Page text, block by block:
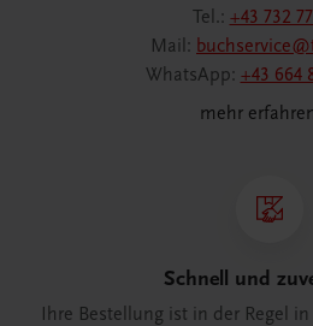
Tel.: +43 732
Mail:
WhatsApp: +43 664
mehr erfahren
Schnell und
Ihre Bestellung ist in der Regel